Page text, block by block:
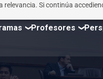
Si continúa
Profesores